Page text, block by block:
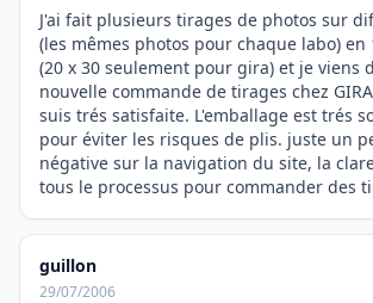
J'ai fait plusieurs tirages de photos sur
(les mêmes photos pour chaque labo) en
(20 x 30 seulement pour gira) et je viens
nouvelle commande de tirages chez
suis trés satisfaite. L'emballage est trés
pour éviter les risques de plis. juste un
négative sur la navigation du site, la
tous le processus pour commander des
guillon
29/07/2006